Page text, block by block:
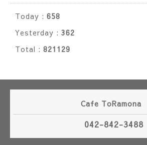
Today : 658
Yesterday : 362
Total : 821129
Cafe ToRamona
042-842-3488